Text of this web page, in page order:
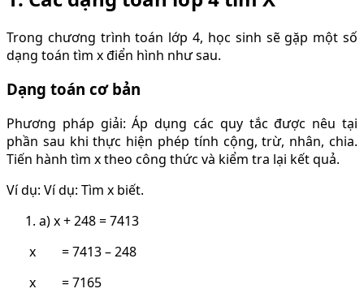
Trong chương trình toán lớp 4, học sinh sẽ gặp một số
dạng toán tìm x điển hình như sau.
Dạng toán cơ bản
Phương pháp giải: Áp dụng các quy tắc được nêu tại
phần sau khi thực hiện phép tính cộng, trừ, nhân, chia.
Tiến hành tìm x theo công thức và kiểm tra lại kết quả.
Ví dụ: Ví dụ: Tìm x biết.
a) x + 248 = 7413
x = 7413 – 248
x = 7165